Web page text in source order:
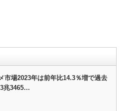
市場2023年は前年比14.3％増で過去
兆3465…